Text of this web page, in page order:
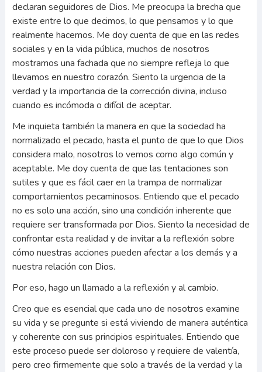
declaran seguidores de Dios. Me preocupa la brecha que
existe entre lo que decimos, lo que pensamos y lo que
realmente hacemos. Me doy cuenta de que en las redes
sociales y en la vida pública, muchos de nosotros
mostramos una fachada que no siempre refleja lo que
llevamos en nuestro corazón. Siento la urgencia de la
verdad y la importancia de la corrección divina, incluso
cuando es incómoda o difícil de aceptar.
Me inquieta también la manera en que la sociedad ha
normalizado el pecado, hasta el punto de que lo que Dios
considera malo, nosotros lo vemos como algo común y
aceptable. Me doy cuenta de que las tentaciones son
sutiles y que es fácil caer en la trampa de normalizar
comportamientos pecaminosos. Entiendo que el pecado
no es solo una acción, sino una condición inherente que
requiere ser transformada por Dios. Siento la necesidad de
confrontar esta realidad y de invitar a la reflexión sobre
cómo nuestras acciones pueden afectar a los demás y a
nuestra relación con Dios.
Por eso, hago un llamado a la reflexión y al cambio.
Creo que es esencial que cada uno de nosotros examine
su vida y se pregunte si está viviendo de manera auténtica
y coherente con sus principios espirituales. Entiendo que
este proceso puede ser doloroso y requiere de valentía,
pero creo firmemente que solo a través de la verdad y la